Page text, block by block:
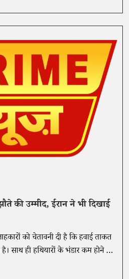
की उम्मीद, ईरान ने भी दिखाई
को चेतावनी दी है कि हवाई ताकत
साथ ही हथियारों के भंडार कम होने के
का रास्ता तलाश रहे हैं।